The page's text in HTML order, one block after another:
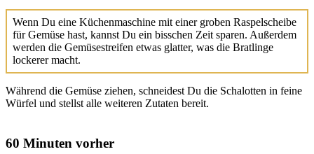
Wenn Du eine Küchen­ma­schi­ne mit einer gro­ben Ras­pel­schei­be
für Gemü­se hast, kannst Du ein biss­chen Zeit spa­ren. Außer­dem
wer­den die Gemü­se­strei­fen etwas glat­ter, was die Brat­lin­ge
locke­rer macht.
Wäh­rend die Gemü­se zie­hen, schnei­dest Du die Scha­lot­ten in fei­ne
Wür­fel und stellst alle wei­te­ren Zuta­ten bereit.
60 Minuten vorher